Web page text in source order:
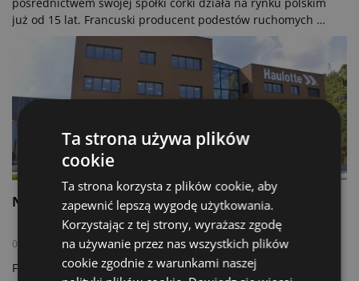
już od 15 lat. Francuski producent podestów ruchomych do
pracy na wysokości oraz ładowarek teleskopowych nie
zmarnował tego czasu, zyskując na rynku Europy
Środkowo-Wschodniej miano lidera rynku, o czym w
rozmowie z Grzegorzem Antosikiem mówi Zbigniew
Turzyński, dyrektor generalny Haulotte Polska.
[ATB] Aktualności
Nowa kwatera główna Haulotte
05.10.2020
Firma Haulotte oficjalnie przeniosła się do swojej nowej
Ta strona używa plików
cookie
Ta strona korzysta z plików cookie, aby
zapewnić lepszą wygodę użytkowania.
Korzystając z tej strony, wyrażasz zgodę
na używanie przez nas wszystkich plików
cookie zgodnie z warunkami naszej